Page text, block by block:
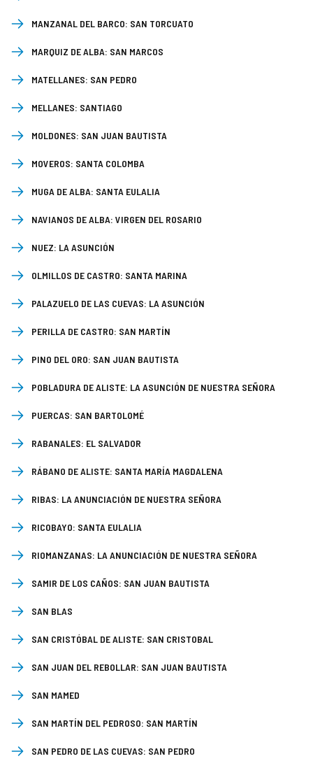
MANZANAL DEL BARCO: SAN TORCUATO
MARQUIZ DE ALBA: SAN MARCOS
MATELLANES: SAN PEDRO
MELLANES: SANTIAGO
MOLDONES: SAN JUAN BAUTISTA
MOVEROS: SANTA COLOMBA
MUGA DE ALBA: SANTA EULALIA
NAVIANOS DE ALBA: VIRGEN DEL ROSARIO
NUEZ: LA ASUNCIÓN
OLMILLOS DE CASTRO: SANTA MARINA
PALAZUELO DE LAS CUEVAS: LA ASUNCIÓN
PERILLA DE CASTRO: SAN MARTÍN
PINO DEL ORO: SAN JUAN BAUTISTA
POBLADURA DE ALISTE: LA ASUNCIÓN DE NUESTRA SEÑORA
PUERCAS: SAN BARTOLOMÉ
RABANALES: EL SALVADOR
RÁBANO DE ALISTE: SANTA MARÍA MAGDALENA
RIBAS: LA ANUNCIACIÓN DE NUESTRA SEÑORA
RICOBAYO: SANTA EULALIA
RIOMANZANAS: LA ANUNCIACIÓN DE NUESTRA SEÑORA
SAMIR DE LOS CAÑOS: SAN JUAN BAUTISTA
SAN BLAS
SAN CRISTÓBAL DE ALISTE: SAN CRISTOBAL
SAN JUAN DEL REBOLLAR: SAN JUAN BAUTISTA
SAN MAMED
SAN MARTÍN DEL PEDROSO: SAN MARTÍN
SAN PEDRO DE LAS CUEVAS: SAN PEDRO